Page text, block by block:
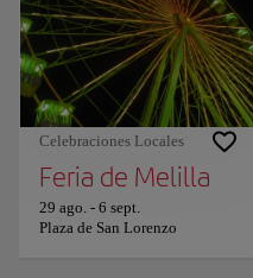
Celebraciones Locales
Feria de Melilla
29 ago. - 6 sept.
Plaza de San Lorenzo